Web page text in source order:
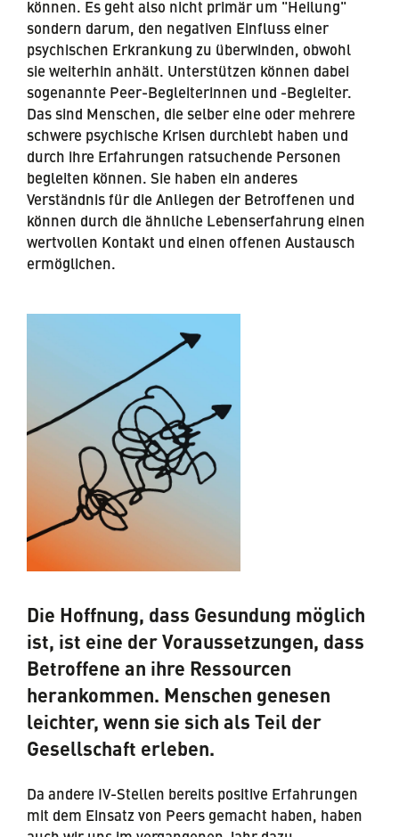
können. Es geht also nicht primär um "Heilung"
sondern darum, den negativen Einfluss einer
psychischen Erkrankung zu überwinden, obwohl
sie weiterhin anhält. Unterstützen können dabei
sogenannte Peer-Begleiterinnen und -Begleiter.
Das sind Menschen, die selber eine oder mehrere
schwere psychische Krisen durchlebt haben und
durch ihre Erfahrungen ratsuchende Personen
begleiten können. Sie haben ein anderes
Verständnis für die Anliegen der Betroffenen und
können durch die ähnliche Lebenserfahrung einen
wertvollen Kontakt und einen offenen Austausch
ermöglichen.
Die Hoffnung, dass Gesundung möglich
ist, ist eine der Voraussetzungen, dass
Betroffene an ihre Ressourcen
herankommen. Menschen genesen
leichter, wenn sie sich als Teil der
Gesellschaft erleben.
Da andere IV-Stellen bereits positive Erfahrungen
mit dem Einsatz von Peers gemacht haben, haben